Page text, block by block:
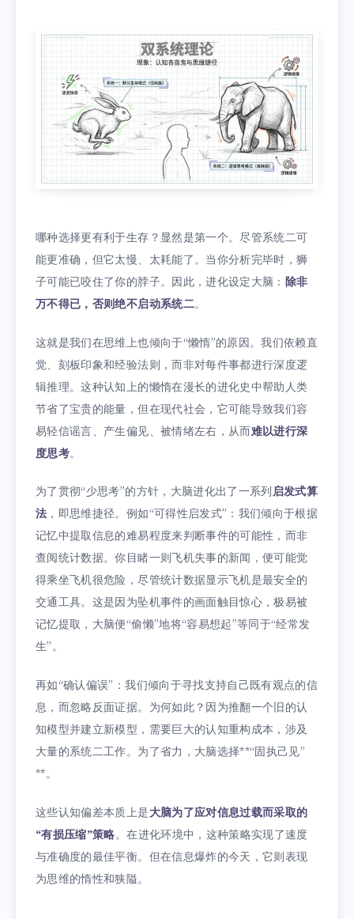
哪种选择更有利于生存？显然是第一个。尽管系统二可
能更准确，但它太慢、太耗能了。当你分析完毕时，狮
子可能已咬住了你的脖子。因此，进化设定大脑： 除非
万不得已，否则绝不启动系统二。
这就是我们在思维上也倾向于“懒惰”的原因。我们依赖直
觉、刻板印象和经验法则，而非对每件事都进行深度逻
辑推理。这种认知上的懒惰在漫长的进化史中帮助人类
节省了宝贵的能量，但在现代社会，它可能导致我们容
易轻信谣言、产生偏见、被情绪左右，从而难以进行深
度思考。
为了贯彻“少思考”的方针，大脑进化出了一系列启发式算
法 ，即思维捷径。例如“可得性启发式”：我们倾向于根据
记忆中提取信息的难易程度来判断事件的可能性，而非
查阅统计数据。你目睹一则飞机失事的新闻，便可能觉
得乘坐飞机很危险，尽管统计数据显示飞机是最安全的
交通工具。这是因为坠机事件的画面触目惊心，极易被
记忆提取，大脑便“偷懒”地将“容易想起”等同于“经常发
生”。
再如“确认偏误”：我们倾向于寻找支持自己既有观点的信
息，而忽略反面证据。为何如此？因为推翻一个旧的认
知模型并建立新模型，需要巨大的认知重构成本，涉及
大量的系统二工作。为了省力，大脑选择**“固执己见”
**。
这些认知偏差本质上是大脑为了应对信息过载而采取的
“有损压缩”策略。在进化环境中，这种策略实现了速度
与准确度的最佳平衡。但在信息爆炸的今天，它则表现
为思维的惰性和狭隘。